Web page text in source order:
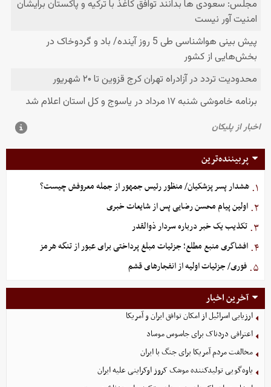
پربیننده‌ترین
۱. هشدار پسر پزشکیان/ منظور رئیس جمهور از جمله معروفش چیست؟
۲. اولین پیام محسن رضایی پس از شایعات خبری
۳. تکذیب یک خبر درباره سردار ذوالقدر
۴. افشاگری منبع مطلع؛ جزئیات مبلغ پرداختی برای عبور از تنگه هرمز
۵. فوری/ جزئیات اولیه از انفجارهای قشم
آخرین اخبار
ارزیابی اسرائیل از امکان توافق ایران و آمریکا
اعترافی دردناک برای جاسوس موساد
مخالفت مردم آمریکا برای جنگ با ایران
یاوه‌گویی تولیدکننده موشک کروز اوکراینی علیه ایران